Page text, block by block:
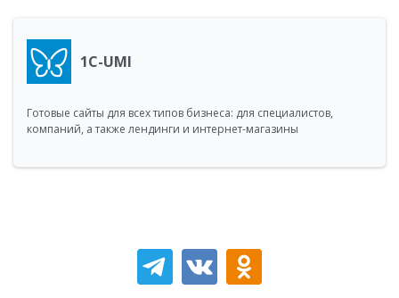
1C-UMI
Готовые сайты для всех типов бизнеса: для специалистов,
компаний, а также лендинги и интернет-магазины